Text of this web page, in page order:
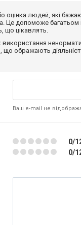
оцінка людей, які
Це допоможе багатьом
що цікавлять.
використання
що ображають
Ваш e-mail не
0/
0/